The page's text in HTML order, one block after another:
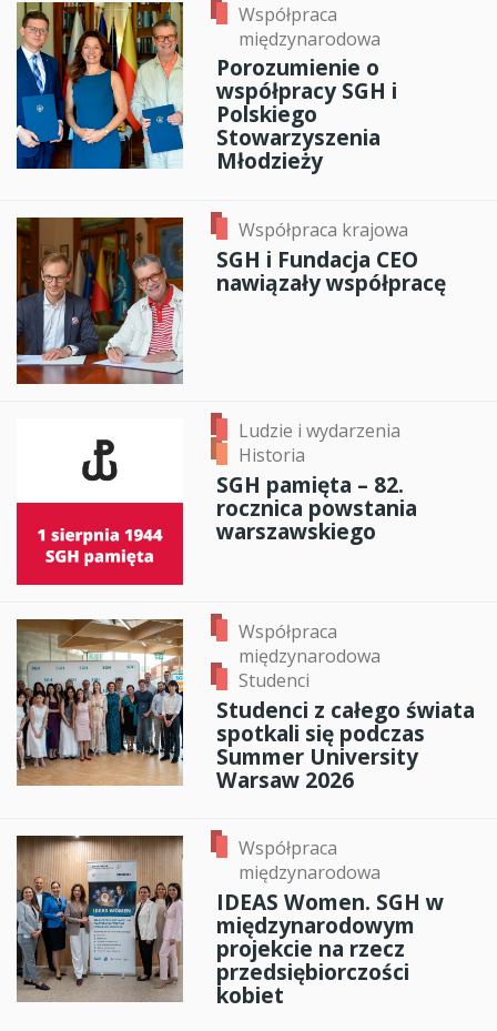
Współpraca
międzynarodowa
Porozumienie o
współpracy SGH i
Polskiego
Stowarzyszenia
Młodzieży
Współpraca krajowa
SGH i Fundacja CEO
nawiązały współpracę
Ludzie i wydarzenia
Historia
SGH pamięta – 82.
rocznica powstania
warszawskiego
Współpraca
międzynarodowa
Studenci
Studenci z całego świata
spotkali się podczas
Summer University
Warsaw 2026
Współpraca
międzynarodowa
IDEAS Women. SGH w
międzynarodowym
projekcie na rzecz
przedsiębiorczości
kobiet